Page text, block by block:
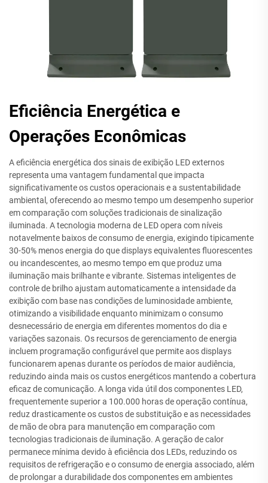
Eficiência Energética e
Operações Econômicas
A eficiência energética dos sinais de exibição LED externos
representa uma vantagem fundamental que impacta
significativamente os custos operacionais e a sustentabilidade
ambiental, oferecendo ao mesmo tempo um desempenho superior
em comparação com soluções tradicionais de sinalização
iluminada. A tecnologia moderna de LED opera com níveis
notavelmente baixos de consumo de energia, exigindo tipicamente
30-50% menos energia do que displays equivalentes fluorescentes
ou incandescentes, ao mesmo tempo em que produz uma
iluminação mais brilhante e vibrante. Sistemas inteligentes de
controle de brilho ajustam automaticamente a intensidade da
exibição com base nas condições de luminosidade ambiente,
otimizando a visibilidade enquanto minimizam o consumo
desnecessário de energia em diferentes momentos do dia e
variações sazonais. Os recursos de gerenciamento de energia
incluem programação configurável que permite aos displays
funcionarem apenas durante os períodos de maior audiência,
reduzindo ainda mais os custos energéticos mantendo a cobertura
eficaz de comunicação. A longa vida útil dos componentes LED,
frequentemente superior a 100.000 horas de operação contínua,
reduz drasticamente os custos de substituição e as necessidades
de mão de obra para manutenção em comparação com
tecnologias tradicionais de iluminação. A geração de calor
permanece mínima devido à eficiência dos LEDs, reduzindo os
requisitos de refrigeração e o consumo de energia associado, além
de prolongar a durabilidade dos componentes em ambientes